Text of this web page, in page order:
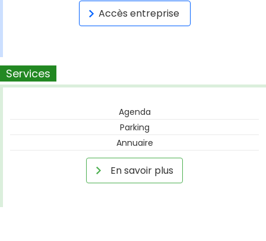
Accès entreprise
Services
Agenda
Parking
Annuaire
En savoir plus